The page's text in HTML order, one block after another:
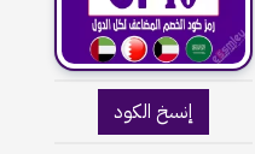
إنسخ الكود